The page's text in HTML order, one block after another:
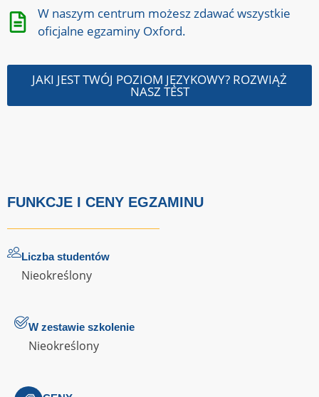
W naszym centrum możesz zdawać wszystkie
oficjalne egzaminy Oxford.
JAKI JEST TWÓJ POZIOM JĘZYKOWY? ROZWIĄŻ
NASZ TEST
FUNKCJE I CENY EGZAMINU
Liczba studentów
Nieokreślony
W zestawie szkolenie
Nieokreślony